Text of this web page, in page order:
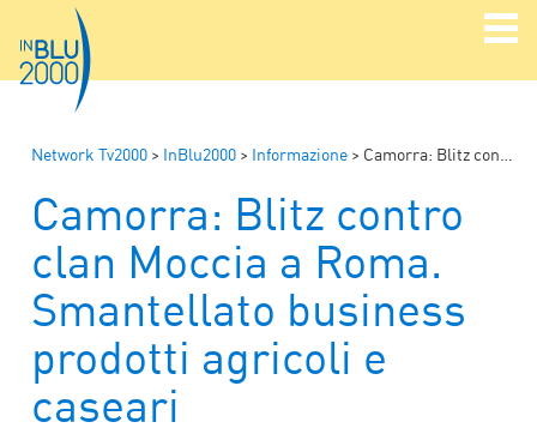
Network Tv2000 > InBlu2000 > Informazione > Camorra: Blitz contro clan Moccia a Roma. Smantellato business prodotti agricoli e caseari
Camorra: Blitz contro
clan Moccia a Roma.
Smantellato business
prodotti agricoli e
caseari